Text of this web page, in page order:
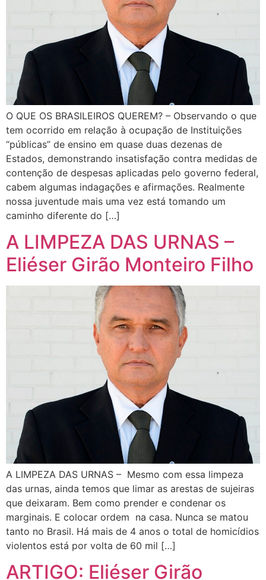
O QUE OS BRASILEIROS QUEREM? – Observando o que
tem ocorrido em relação à ocupação de Instituições
“públicas” de ensino em quase duas dezenas de
Estados, demonstrando insatisfação contra medidas de
contenção de despesas aplicadas pelo governo federal,
cabem algumas indagações e afirmações. Realmente
nossa juventude mais uma vez está tomando um
caminho diferente do […]
A LIMPEZA DAS URNAS –
Eliéser Girão Monteiro Filho
A LIMPEZA DAS URNAS – Mesmo com essa limpeza
das urnas, ainda temos que limar as arestas de sujeiras
que deixaram. Bem como prender e condenar os
marginais. E colocar ordem na casa. Nunca se matou
tanto no Brasil. Há mais de 4 anos o total de homicídios
violentos está por volta de 60 mil […]
ARTIGO: Eliéser Girão